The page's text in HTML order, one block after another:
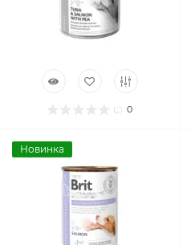
0
Новинка